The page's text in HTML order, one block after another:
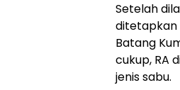
Setelah
ditetapkan
Batang
cukup, RA
jenis sabu.